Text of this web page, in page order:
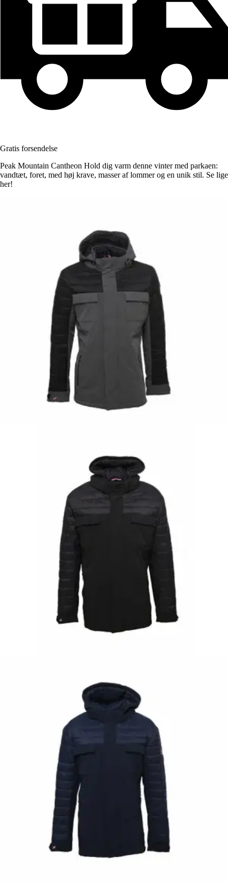
Gratis forsendelse
Peak Mountain Cantheon Hold dig varm denne vinter med parkaen:
vandtæt, foret, med høj krave, masser af lommer og en unik stil. Se lige
her!